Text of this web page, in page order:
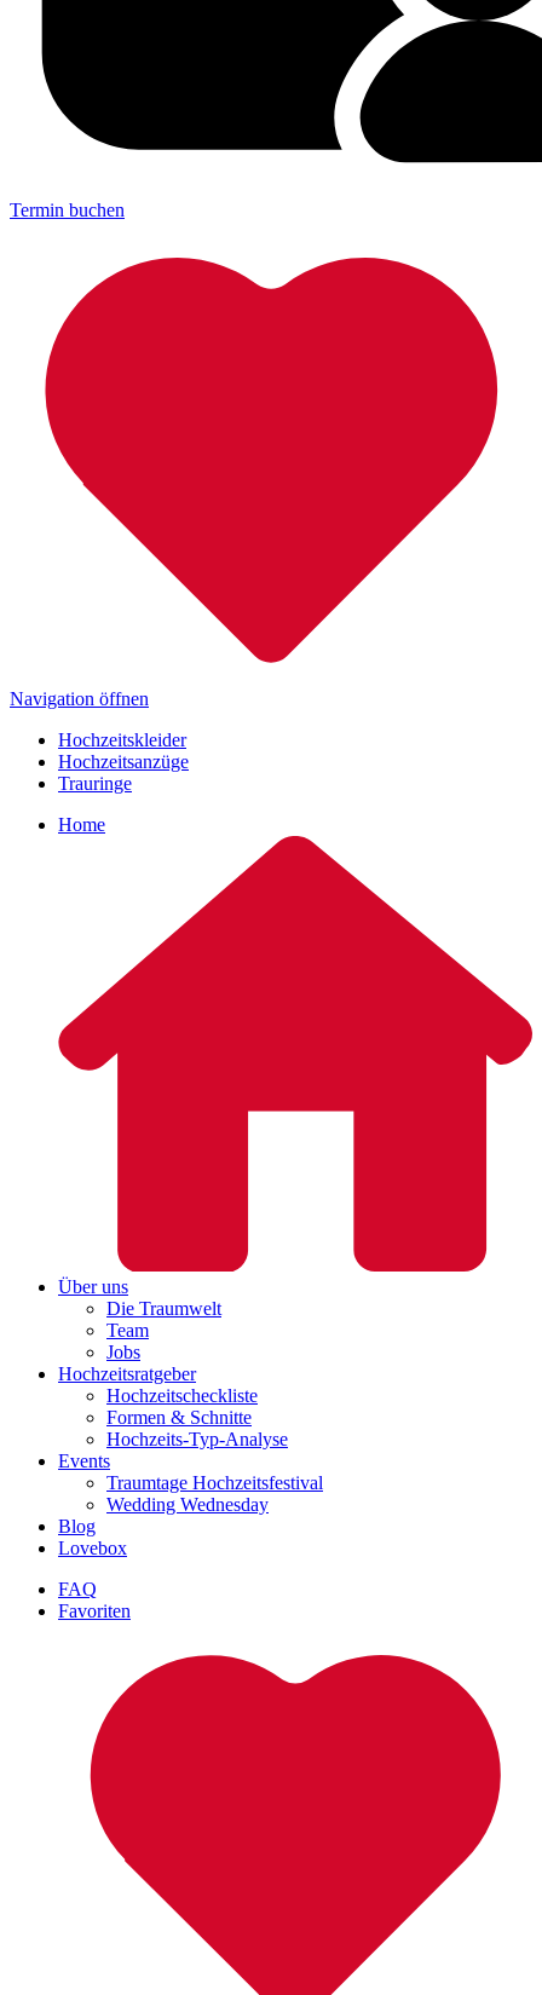
Termin buchen
Navigation öffnen
Hochzeitskleider
Hochzeitsanzüge
Trauringe
Home
Über uns
Die Traumwelt
Team
Jobs
Hochzeitsratgeber
Hochzeitscheckliste
Formen & Schnitte
Hochzeits-Typ-Analyse
Events
Traumtage Hochzeitsfestival
Wedding Wednesday
Blog
Lovebox
FAQ
Favoriten